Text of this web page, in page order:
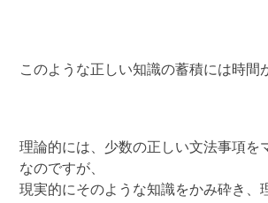
このような正しい知識の蓄積には時間
理論的には、少数の正しい文法事項を
なのですが、
現実的にそのような知識をかみ砕き、